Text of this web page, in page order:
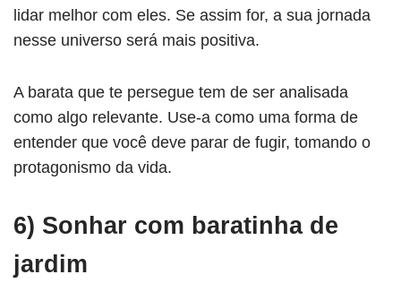
lidar melhor com eles. Se assim for, a sua jornada
nesse universo será mais positiva.
A barata que te persegue tem de ser analisada
como algo relevante. Use-a como uma forma de
entender que você deve parar de fugir, tomando o
protagonismo da vida.
6) Sonhar com baratinha de
jardim